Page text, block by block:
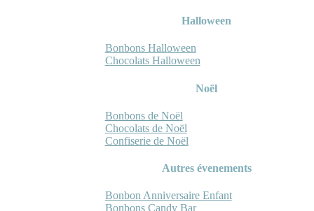
Halloween
Bonbons Halloween
Chocolats Halloween
Noël
Bonbons de Noël
Chocolats de Noël
Confiserie de Noël
Autres évenements
Bonbon Anniversaire Enfant
Bonbons Candy Bar